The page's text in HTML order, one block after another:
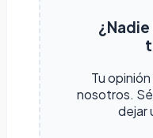
Tu
nosotros.
dejar